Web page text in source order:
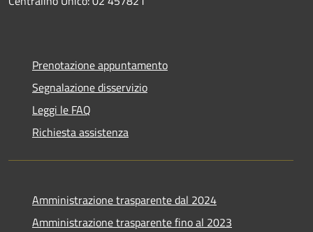
Prenotazione appuntamento
Segnalazione disservizio
Leggi le FAQ
Richiesta assistenza
Amministrazione trasparente dal 2024
Amministrazione trasparente fino al 2023